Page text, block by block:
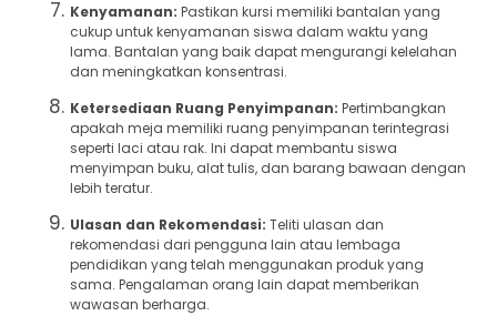
Kenyamanan: Pastikan kursi memiliki bantalan yang
cukup untuk kenyamanan siswa dalam waktu yang
lama. Bantalan yang baik dapat mengurangi kelelahan
dan meningkatkan konsentrasi.
Ketersediaan Ruang Penyimpanan: Pertimbangkan
apakah meja memiliki ruang penyimpanan terintegrasi
seperti laci atau rak. Ini dapat membantu siswa
menyimpan buku, alat tulis, dan barang bawaan dengan
lebih teratur.
Ulasan dan Rekomendasi: Teliti ulasan dan
rekomendasi dari pengguna lain atau lembaga
pendidikan yang telah menggunakan produk yang
sama. Pengalaman orang lain dapat memberikan
wawasan berharga.